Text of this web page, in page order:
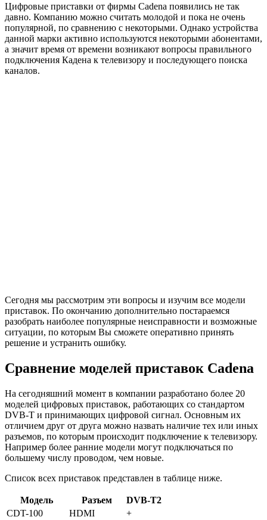
Цифровые приставки от фирмы Cadena появились не так
давно. Компанию можно считать молодой и пока не очень
популярной, по сравнению с некоторыми. Однако устройства
данной марки активно используются некоторыми абонентами,
а значит время от времени возникают вопросы правильного
подключения Кадена к телевизору и последующего поиска
каналов.
Сегодня мы рассмотрим эти вопросы и изучим все модели
приставок. По окончанию дополнительно постараемся
разобрать наиболее популярные неисправности и возможные
ситуации, по которым Вы сможете оперативно принять
решение и устранить ошибку.
Сравнение моделей приставок Cadena
На сегодняшний момент в компании разработано более 20
моделей цифровых приставок, работающих со стандартом
DVB-T и принимающих цифровой сигнал. Основным их
отличием друг от друга можно назвать наличие тех или иных
разъемов, по которым происходит подключение к телевизору.
Например более ранние модели могут подключаться по
большему числу проводом, чем новые.
Список всех приставок представлен в таблице ниже.
Модель Разъем
DVB-T2
CDT-100
HDMI
+